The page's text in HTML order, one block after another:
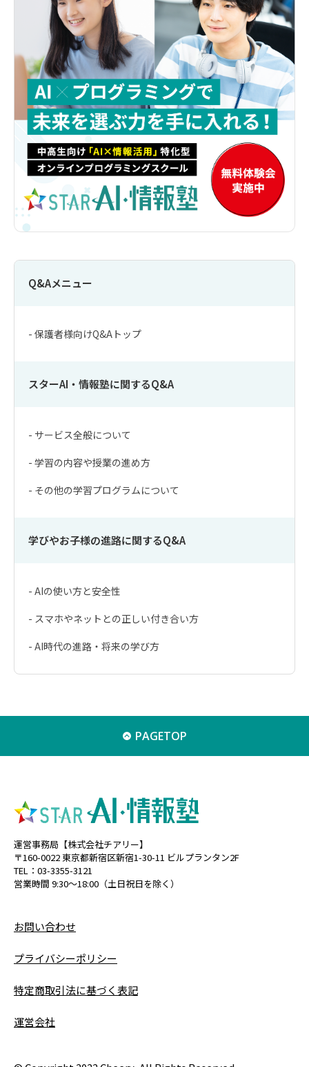
Q&Aメニュー
- 保護者様向けQ&Aトップ
スターAI・情報塾に関するQ&A
- サービス全般について
- 学習の内容や授業の進め方
- その他の学習プログラムについて
学びやお子様の進路に関するQ&A
- AIの使い方と安全性
- スマホやネットとの正しい付き合い方
- AI時代の進路・将来の学び方
PAGETOP
運営事務局【株式会社チアリー】
〒160-0022 東京都新宿区新宿1-30-11 ビルプランタン2F
TEL：03-3355-3121
営業時間 9:30〜18:00（土日祝日を除く）
お問い合わせ
プライバシーポリシー
特定商取引法に基づく表記
運営会社